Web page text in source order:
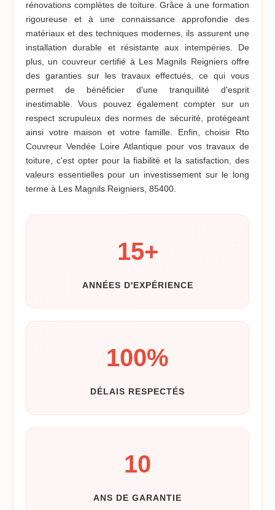
rénovations complètes de toiture. Grâce à une formation
rigoureuse et à une connaissance approfondie des
matériaux et des techniques modernes, ils assurent une
installation durable et résistante aux intempéries. De
plus, un couvreur certifié à Les Magnils Reigniers offre
des garanties sur les travaux effectués, ce qui vous
permet de bénéficier d'une tranquillité d'esprit
inestimable. Vous pouvez également compter sur un
respect scrupuleux des normes de sécurité, protégeant
ainsi votre maison et votre famille. Enfin, choisir Rto
Couvreur Vendée Loire Atlantique pour vos travaux de
toiture, c'est opter pour la fiabilité et la satisfaction, des
valeurs essentielles pour un investissement sur le long
terme à Les Magnils Reigniers, 85400.
15+
ANNÉES D'EXPÉRIENCE
100%
DÉLAIS RESPECTÉS
10
ANS DE GARANTIE